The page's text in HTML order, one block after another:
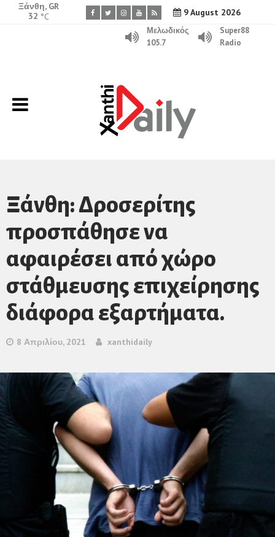
9 August 2026
Ξάνθη, GR
32 °C
Μελωδικός
105.7
Super88
Radio
Ξάνθη: Δροσερίτης
προσπάθησε να
αφαιρέσει από χώρο
στάθμευσης επιχείρησης
διάφορα εξαρτήματα.
8 Απριλίου, 2021 xanthidaily